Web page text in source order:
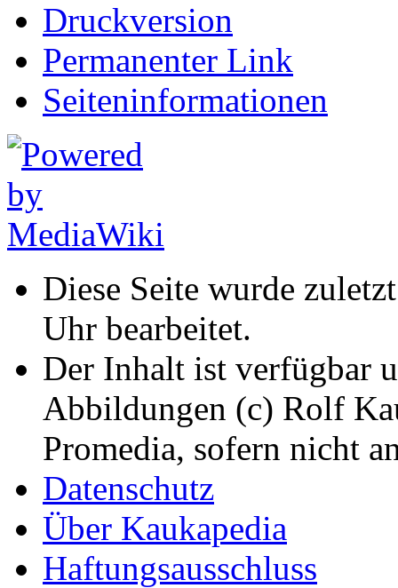
Druckversion
Permanenter Link
Seiten­informationen
Diese Seite wurde
Uhr bearbeitet.
Der Inhalt ist verfügbar
Abbildungen (c) Rolf
Promedia, sofern nicht
Datenschutz
Über Kaukapedia
Haftungsausschluss